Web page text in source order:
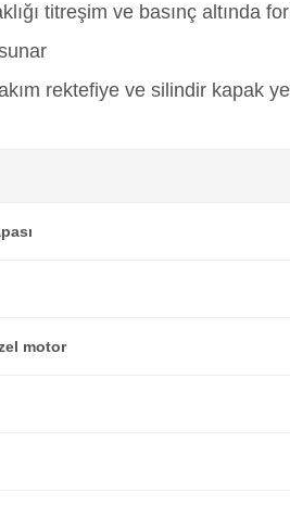
titreşim ve basınç altında
rektefiye ve silindir kapak
motor